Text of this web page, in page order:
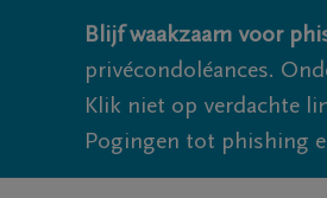
Blijf waakzaam voor
privécondoléances.
Klik niet op verdachte
Pogingen tot phishing